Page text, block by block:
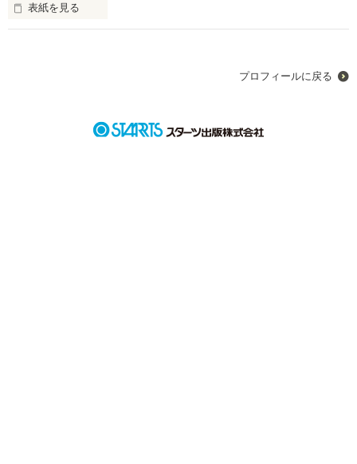
表紙を見る
優鷹に恋をした夏生だったが、ライバルがいて…
プロフィールに戻る